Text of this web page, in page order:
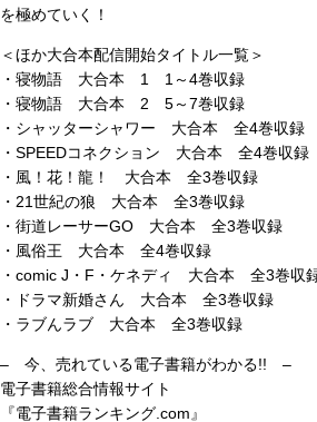
を極めていく！
＜ほか大合本配信開始タイトル一覧＞
・寝物語 大合本 1 1～4巻収録
・寝物語 大合本 2 5～7巻収録
・シャッターシャワー 大合本 全4巻収録
・SPEEDコネクション 大合本 全4巻収録
・風！花！龍！ 大合本 全3巻収録
・21世紀の狼 大合本 全3巻収録
・街道レーサーGO 大合本 全3巻収録
・風俗王 大合本 全4巻収録
・comic J・F・ケネディ 大合本 全3巻収
・ドラマ新婚さん 大合本 全3巻収録
・ラブんラブ 大合本 全3巻収録
– 今、売れている電子書籍がわかる!! –
電子書籍総合情報サイト
『電子書籍ランキング.com』